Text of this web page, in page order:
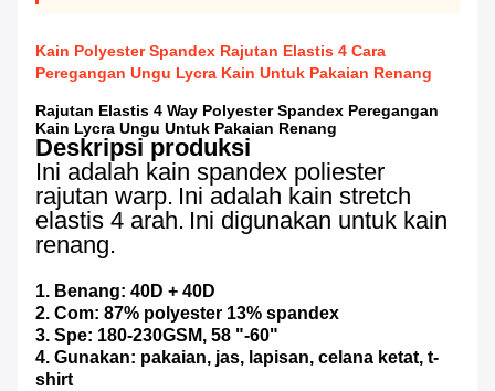
Kain Polyester Spandex Rajutan Elastis 4 Cara
Peregangan Ungu Lycra Kain Untuk Pakaian Renang
Rajutan Elastis 4 Way Polyester Spandex Peregangan
Kain Lycra Ungu Untuk Pakaian Renang
Deskripsi produksi
Ini adalah kain spandex poliester
rajutan warp. Ini adalah kain stretch
elastis 4 arah. Ini digunakan untuk kain
renang.
1. Benang: 40D + 40D
2. Com: 87% polyester 13% spandex
3. Spe: 180-230GSM, 58 "-60"
4. Gunakan: pakaian, jas, lapisan, celana ketat, t-
shirt